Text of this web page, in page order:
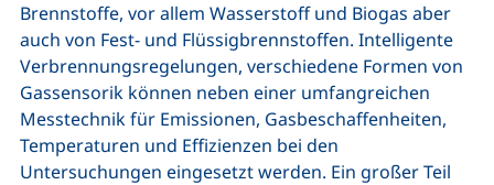
Brennstoffe, vor allem Wasserstoff und Biogas aber
auch von Fest- und Flüssigbrennstoffen. Intelligente
Verbrennungsregelungen, verschiedene Formen von
Gassensorik können neben einer umfangreichen
Messtechnik für Emissionen, Gasbeschaffenheiten,
Temperaturen und Effizienzen bei den
Untersuchungen eingesetzt werden. Ein großer Teil